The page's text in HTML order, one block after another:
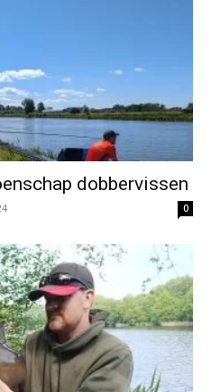
dobbervissen
0